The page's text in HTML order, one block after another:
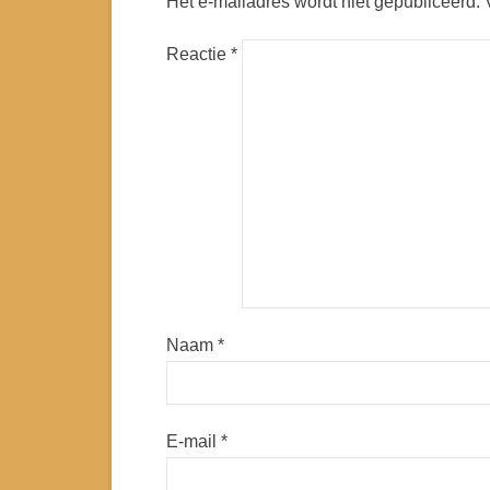
Reactie *
Naam *
E-mail *